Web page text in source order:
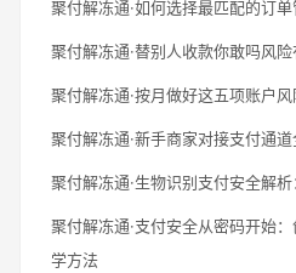
聚付解冻通·如何选择最匹配的订
聚付解冻通·替别人收款你敢吗风
聚付解冻通·按月做好这五项账户
聚付解冻通·新手商家对接支付通
聚付解冻通·生物识别支付安全解
聚付解冻通·支付安全从密码开始
学方法